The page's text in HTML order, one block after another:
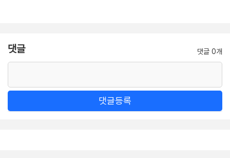
댓글 댓글 0개
댓글등록